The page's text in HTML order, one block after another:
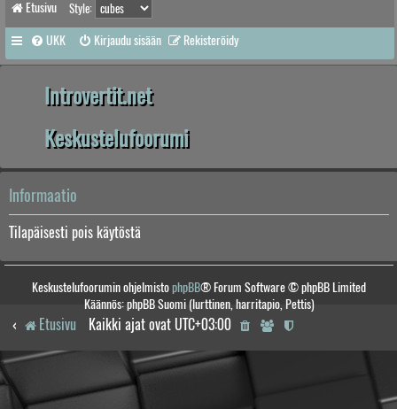
Etusivu Style:
UKK Kirjaudu sisään Rekisteröidy
Introvertit.net
Keskustelufoorumi
Informaatio
Tilapäisesti pois käytöstä
Keskustelufoorumin ohjelmistophpBB® Forum Software © phpBB Limited
Käännös: phpBB Suomi (lurttinen, harritapio, Pettis)
Etusivu Kaikki ajat ovat UTC+03:00